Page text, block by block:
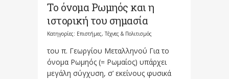
Το όνομα Ρωμηός και η
ιστορική του σημασία
Κατηγορίες: Επιστήμες, Τέχνες & Πολιτισμός
του π. Γεωργίου Μεταλληνού Για το
όνομα Ρωμηός (= Ρωμαίος) υπάρχει
μεγάλη σύγχυση, σ’ εκείνους φυσικά